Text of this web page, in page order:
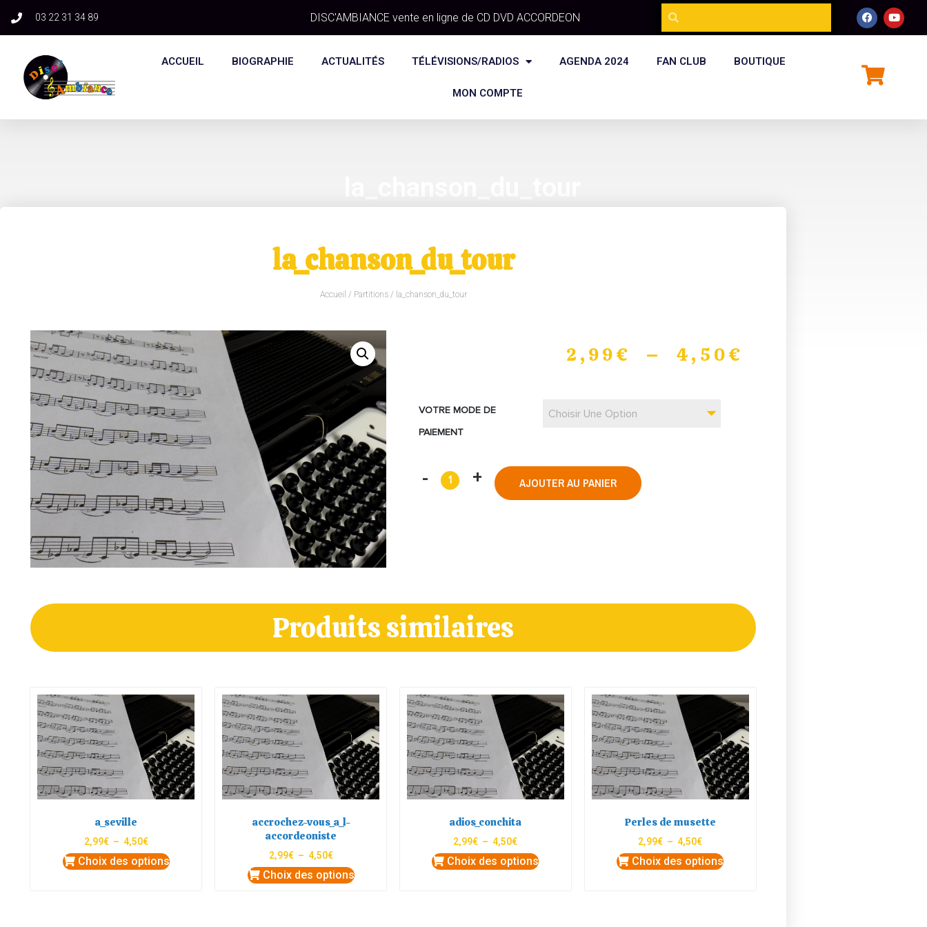
03 22 31 34 89​ DISC'AMBIANCE vente en ligne de CD DVD ACCORDEON
ACCUEIL BIOGRAPHIE ACTUALITÉS TÉLÉVISIONS/RADIOS AGENDA 2024 FAN CLUB BOUTIQUE
MON COMPTE
la_chanson_du_tour
Accueil / Partitions/ la_chanson_du_tour
2,99€ – 4,50€
VOTRE MODE DE
PAIEMENT
Choisir Une Option
AJOUTER AU PANIER
Produits similaires
a_seville
2,99€ – 4,50€
Choix des options
accrochez-vous_a_l-
accordeoniste
2,99€ – 4,50€
Choix des options
adios_conchita
2,99€ – 4,50€
Choix des options
Perles de musette
2,99€ – 4,50€
Choix des options